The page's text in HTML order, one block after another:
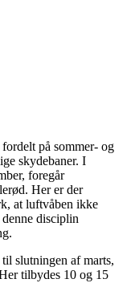
på sommer- og
skydebaner. I
foregår
Her er der
at luftvåben ikke
denne disciplin
slutningen af marts,
tilbydes 10 og 15